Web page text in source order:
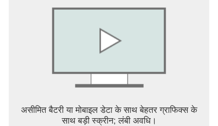
असीमित बैटरी या मोबाइल डेटा के साथ बेहतर ग्राफिक्स के
साथ बड़ी स्क्रीन; लंबी अवधि।